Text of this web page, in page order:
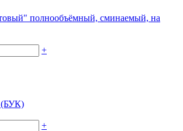
полнообъёмный, сминаемый, на
+
(БУК)
+